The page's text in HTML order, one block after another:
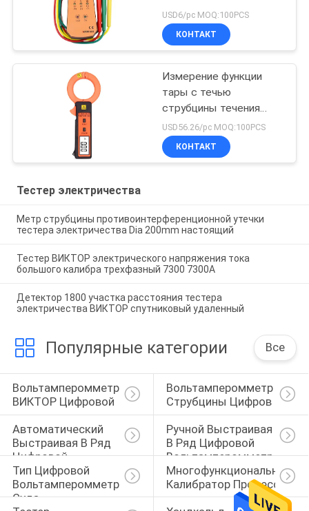
USD6/pc MOQ:100PCS
КОНТАКТ
Измерение функции
тары с течью
струбцины течения
утечки AC, течения AC и
На-линии дисплея LCD 4
битов AC настоящего
USD56.26/pc MOQ:100PCS
КОНТАКТ
Тестер электричества
Метр струбцины противоинтерференционной утечки
тестера электричества Dia 200mm настоящий
Тестер ВИКТОР электрического напряжения тока
большого калибра трехфазный 7300 7300A
Детектор 1800 участка расстояния тестера
электричества ВИКТОР спутниковый удаленный
Популярные категории Все
Вольтамперомметр
ВИКТОР Цифровой
Вольтамперомметр
Струбцины Цифров
Автоматический
Выстраивая В Ряд
Цифровой
Вольтамперомметр
Ручной Выстраивая
В Ряд Цифровой
Вольтамперомметр
Тип Цифровой
Вольтамперомметр
Суда
Многофункциональный
Калибратор Процессов